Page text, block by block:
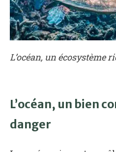
L’océan, un écosystème
L’océan, un bien
danger